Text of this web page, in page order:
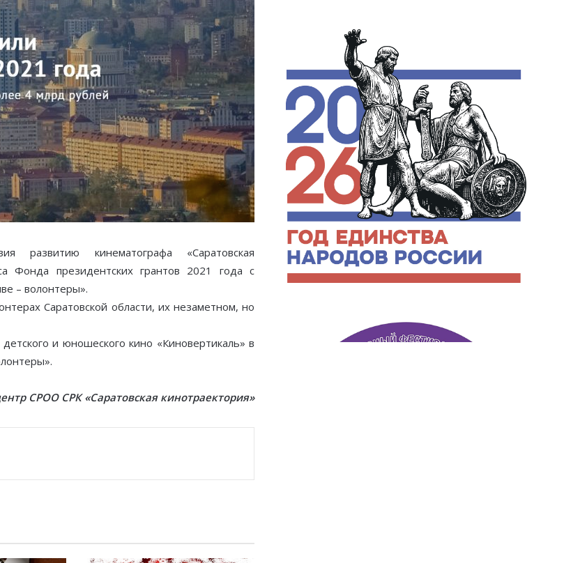
развитию кинематографа «Саратовская
Фонда президентских грантов 2021 года с
– волонтеры».
Саратовской области, их незаметном, но
и юношеского кино «Киновертикаль» в
СРОО СРК «Саратовская кинотраектория»